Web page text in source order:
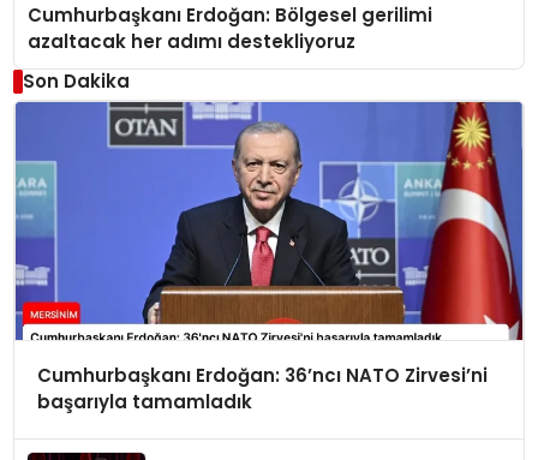
Cumhurbaşkanı Erdoğan: Bölgesel gerilimi
azaltacak her adımı destekliyoruz
Son Dakika
Cumhurbaşkanı Erdoğan: 36’ncı NATO Zirvesi’ni
başarıyla tamamladık